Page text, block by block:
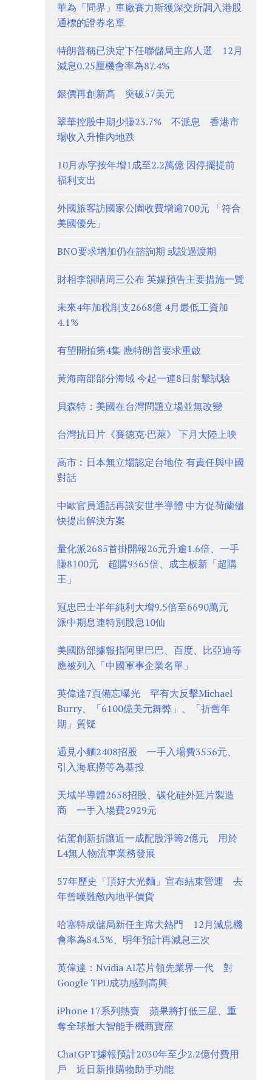
華為「問界」車廠賽力斯獲深交所調入港股
通標的證券名單
特朗普稱已決定下任聯儲局主席人選 12月
減息0.25厘機會率為87.4%
銀價再創新高 突破57美元
翠華控股中期少賺23.7% 不派息 香港市
場收入升惟內地跌
10月赤字按年增1成至2.2萬億 因停擺提前
福利支出
外國旅客訪國家公園收費增逾700元 「符合
美國優先」
BNO要求增加仍在諮詢期 或設過渡期
財相李韻晴周三公布 英媒預告主要措施一覽
未來4年加稅削支2668億 4月最低工資加
4.1%
有望開拍第4集 應特朗普要求重啟
黃海南部部分海域 今起一連8日射擊試驗
貝森特：美國在台灣問題立場並無改變
台灣抗日片《賽德克·巴萊》 下月大陸上映
高市︰日本無立場認定台地位 有責任與中國
對話
中歐官員通話再談安世半導體 中方促荷蘭儘
快提出解決方案
量化派2685首掛開報26元升逾1.6倍、一手
賺8100元 超購9365倍、成主板新「超購
王」
冠忠巴士半年純利大增9.5倍至6690萬元
派中期息連特別股息10仙
美國防部據報指阿里巴巴、百度、比亞迪等
應被列入「中國軍事企業名單」
英偉達7頁備忘曝光 罕有大反擊Michael
Burry、「6100億美元舞弊」、「折舊年
期」質疑
遇見小麵2408招股 一手入場費3556元、
引入海底撈等為基投
天域半導體2658招股、碳化硅外延片製造
商 一手入場費2929元
佑駕創新折讓近一成配股淨籌2億元 用於
L4無人物流車業務發展
57年歷史「頂好大光麵」宣布結束營運 去
年曾嘆難敵內地平價貨
哈塞特成儲局新任主席大熱門 12月減息機
會率為84.3%、明年預計再減息三次
英偉達：Nvidia AI芯片領先業界一代 對
Google TPU成功感到高興
iPhone 17系列熱賣 蘋果將打低三星、重
奪全球最大智能手機商寶座
ChatGPT據報預計2030年至少2.2億付費用
戶 近日新推購物助手功能